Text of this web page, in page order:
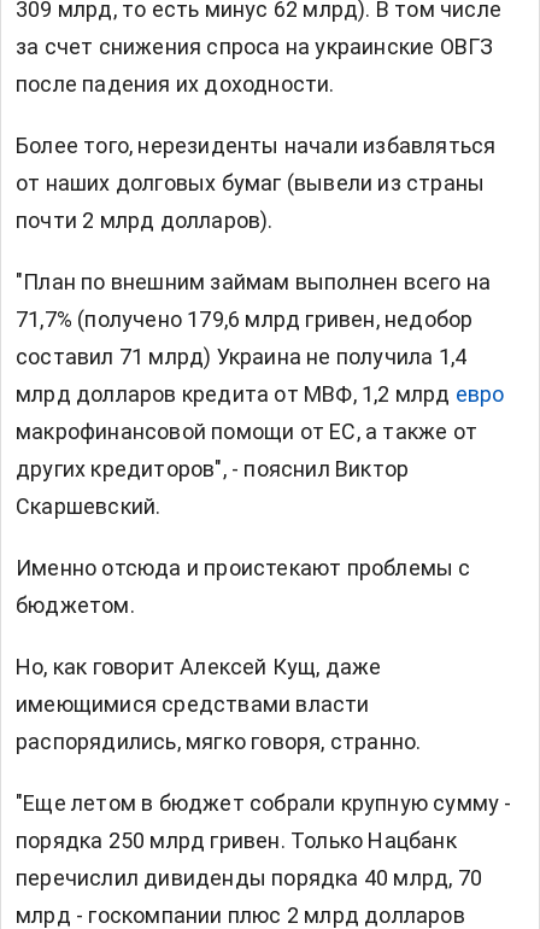
309 млрд, то есть минус 62 млрд). В том числе
за счет снижения спроса на украинские ОВГЗ
после падения их доходности.
Более того, нерезиденты начали избавляться
от наших долговых бумаг (вывели из страны
почти 2 млрд долларов).
"План по внешним займам выполнен всего на
71,7% (получено 179,6 млрд гривен, недобор
составил 71 млрд) Украина не получила 1,4
млрд долларов кредита от МВФ, 1,2 млрд евро
макрофинансовой помощи от ЕС, а также от
других кредиторов", - пояснил Виктор
Скаршевский.
Именно отсюда и проистекают проблемы с
бюджетом.
Но, как говорит Алексей Кущ, даже
имеющимися средствами власти
распорядились, мягко говоря, странно.
"Еще летом в бюджет собрали крупную сумму -
порядка 250 млрд гривен. Только Нацбанк
перечислил дивиденды порядка 40 млрд, 70
млрд - госкомпании плюс 2 млрд долларов